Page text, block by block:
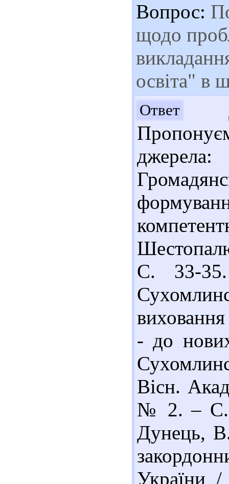
Вопрос:
щодо
освіта" в
Ответ
С. 33-
виховання
- до
Вісн.
№ 2. – С.
Дунець,
України